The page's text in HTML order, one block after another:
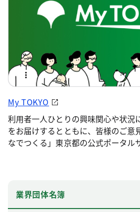
My TOKYO
利用者一人ひとりの興味関心や状況
をお届けするとともに、皆様のご意
なでつくる」東京都の公式ポータル
業界団体名簿